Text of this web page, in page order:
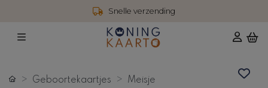
Snelle verzending
Geboortekaartjes Meisje